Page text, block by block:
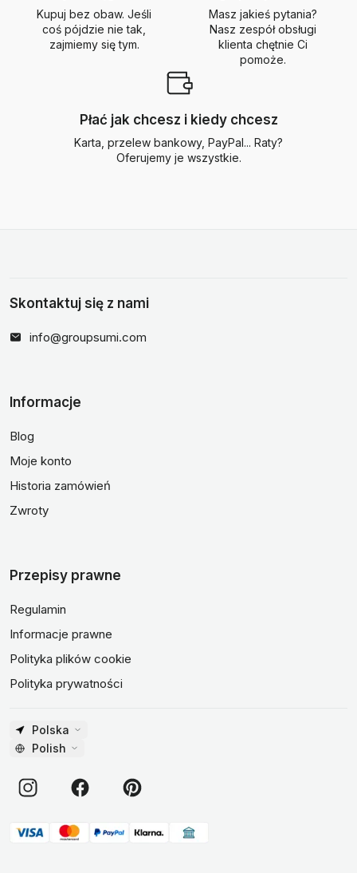
Kupuj bez obaw. Jeśli
coś pójdzie nie tak,
zajmiemy się tym.
Masz jakieś pytania?
Nasz zespół obsługi
klienta chętnie Ci
pomoże.
Płać jak chcesz i kiedy chcesz
Karta, przelew bankowy, PayPal... Raty?
Oferujemy je wszystkie.
Skontaktuj się z nami
info@groupsumi.com
Informacje
Blog
Moje konto
Historia zamówień
Zwroty
Przepisy prawne
Regulamin
Informacje prawne
Polityka plików cookie
Polityka prywatności
Polska
Polish